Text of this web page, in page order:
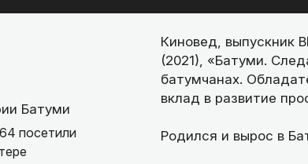
Батуми
посетили
Киновед, выпускник
(2021), «Батуми.
батумчанах.
вклад в развитие
Родился и вырос в